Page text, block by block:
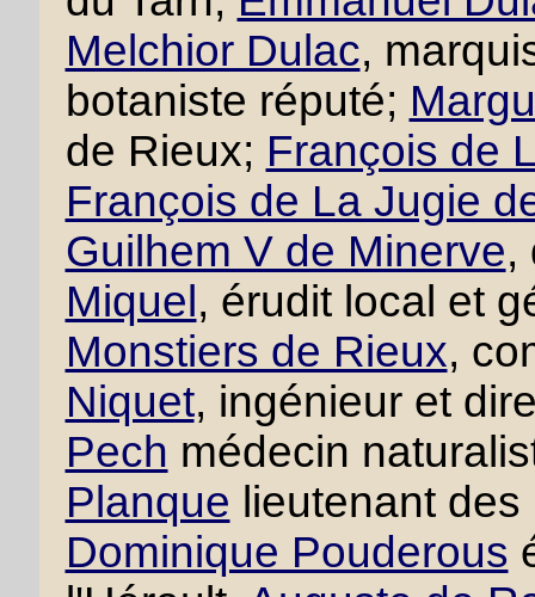
Melchior Dulac,
botaniste réputé;
de Rieux; François de
François de La Jugie
Guilhem V de Minerve,
Miquel , érudit local et
Monstiers de Rieux,
Niquet, ingénieur et
Pech médecin
Planque lieutenant
Dominique Pouderous